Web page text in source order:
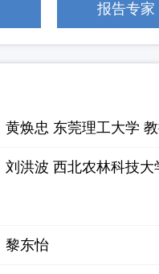
报告专家
黄焕忠 东莞理工大学
刘洪波 西北农林科技
黎东怡